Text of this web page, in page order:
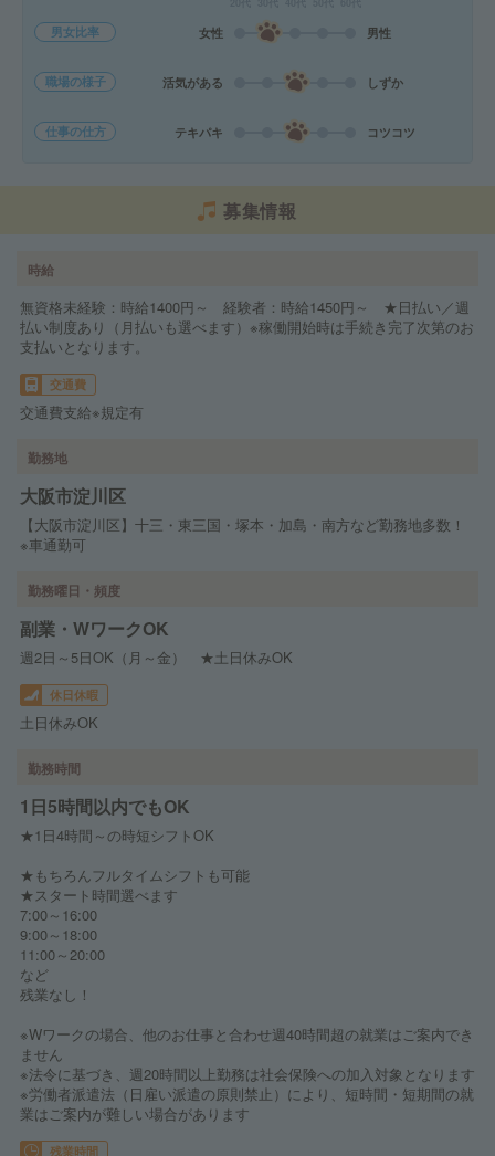
男女比率 女性 男性
職場の様子 活気がある しずか
仕事の仕方 テキパキ コツコツ
募集情報
時給
無資格未経験：時給1400円～ 経験者：時給1450円～ ★日払い／週
払い制度あり（月払いも選べます）※稼働開始時は手続き完了次第のお
支払いとなります。
交通費
交通費支給※規定有
勤務地
大阪市淀川区
【大阪市淀川区】十三・東三国・塚本・加島・南方など勤務地多数！
※車通勤可
勤務曜日・頻度
副業・WワークOK
週2日～5日OK（月～金） ★土日休みOK
休日休暇
土日休みOK
勤務時間
1日5時間以内でもOK
★1日4時間～の時短シフトOK
★もちろんフルタイムシフトも可能
★スタート時間選べます
7:00～16:00
9:00～18:00
11:00～20:00
など
残業なし！
※Wワークの場合、他のお仕事と合わせ週40時間超の就業はご案内でき
ません
※法令に基づき、週20時間以上勤務は社会保険への加入対象となります
※労働者派遣法（日雇い派遣の原則禁止）により、短時間・短期間の就
業はご案内が難しい場合があります
残業時間